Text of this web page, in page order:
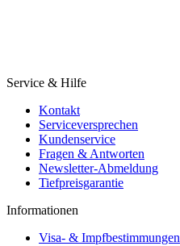
Service & Hilfe
Kontakt
Serviceversprechen
Kundenservice
Fragen & Antworten
Newsletter-Abmeldung
Tiefpreisgarantie
Informationen
Visa- & Impfbestimmungen